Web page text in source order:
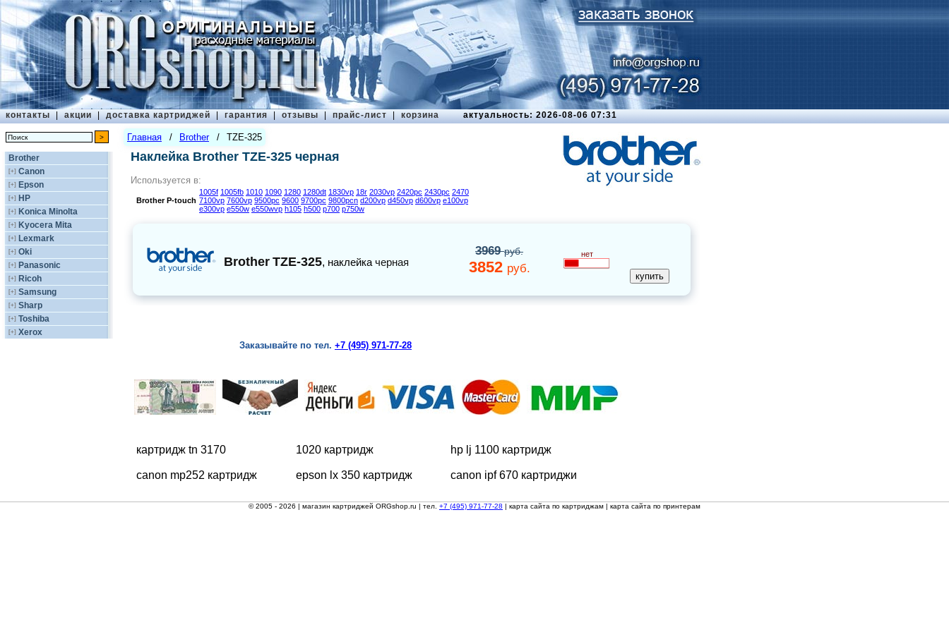
контакты | акции | доставка картриджей | гарантия | отзывы | прайс-лист | корзина актуальность: 2026-08-06 07:31
Brother
[+] Canon
[+] Epson
[+] HP
[+] Konica Minolta
[+] Kyocera Mita
[+] Lexmark
[+] Oki
[+] Panasonic
[+] Ricoh
[+] Samsung
[+] Sharp
[+] Toshiba
[+] Xerox
Главная / Brother / TZE-325
Наклейка Brother TZE-325 черная
Используется в:
BrotherP-touch
1005f 1005fb 1010 1090 1280 1280dt 1830vp 18r 2030vp 2420pc 2430pc 2470
7100vp 7600vp 9500pc 9600 9700pc 9800pcn d200vp d450vp d600vp e100vp
e300vp e550w e550wvp h105 h500 p700 p750w
Brother TZE-325, наклейка черная
3969руб.
3852 руб.
нет
Заказывайте по тел. +7 (495) 971-77-28
картридж tn 3170 1020 картридж hp lj 1100 картридж
canon mp252 картридж epson lx 350 картридж canon ipf 670 картриджи
© 2005 - 2026 | магазин картриджей ORGshop.ru | тел. +7 (495) 971-77-28 | карта сайта по картриджам | карта сайта по принтерам